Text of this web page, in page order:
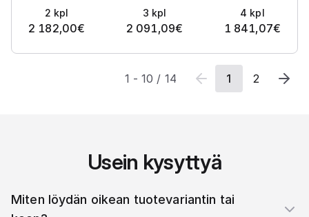
2 kpl
2 182,00€
3 kpl
2 091,09€
4 kpl
1 841,07€
1 -10 / 14 1 2
Usein kysyttyä
Miten löydän oikean tuotevariantin tai